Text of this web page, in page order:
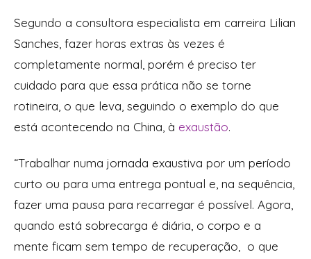
Segundo a consultora especialista em carreira Lilian
Sanches, fazer horas extras às vezes é
completamente normal, porém é preciso ter
cuidado para que essa prática não se torne
rotineira, o que leva, seguindo o exemplo do que
está acontecendo na China, à exaustão.
“Trabalhar numa jornada exaustiva por um período
curto ou para uma entrega pontual e, na sequência,
fazer uma pausa para recarregar é possível. Agora,
quando está sobrecarga é diária, o corpo e a
mente ficam sem tempo de recuperação, o que